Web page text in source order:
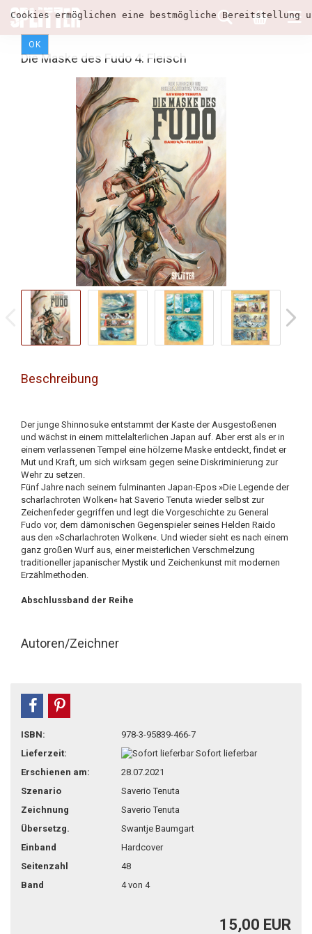
Cookies ermöglichen eine bestmögliche
OK
Die Maske des Fudo 4: Fleisch
Beschreibung
Der junge Shinnosuke entstammt der Kaste der Ausgestoßenen
und wächst in einem mittelalterlichen Japan auf. Aber erst als er in
einem verlassenen Tempel eine hölzerne Maske entdeckt, findet er
Mut und Kraft, um sich wirksam gegen seine Diskriminierung zur
Wehr zu setzen.
Fünf Jahre nach seinem fulminanten Japan-Epos »Die Legende der
scharlachroten Wolken« hat Saverio Tenuta wieder selbst zur
Zeichenfeder gegriffen und legt die Vorgeschichte zu General
Fudo vor, dem dämonischen Gegenspieler seines Helden Raido
aus den »Scharlachroten Wolken«. Und wieder sieht es nach einem
ganz großen Wurf aus, einer meisterlichen Verschmelzung
traditioneller japanischer Mystik und Zeichenkunst mit modernen
Erzählmethoden.
Abschlussband der Reihe
Autoren/Zeichner
teilen
ISBN:
978-3-95839-466-7
Lieferzeit:
Sofort lieferbar
Erschienen am:
28.07.2021
Szenario
Saverio Tenuta
Zeichnung
Saverio Tenuta
Übersetzg.
Swantje Baumgart
Einband
Hardcover
Seitenzahl
48
Band
4 von 4
15,00 EUR